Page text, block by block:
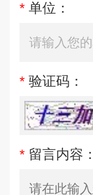
* 单位：
* 验证码：
* 留言内容：